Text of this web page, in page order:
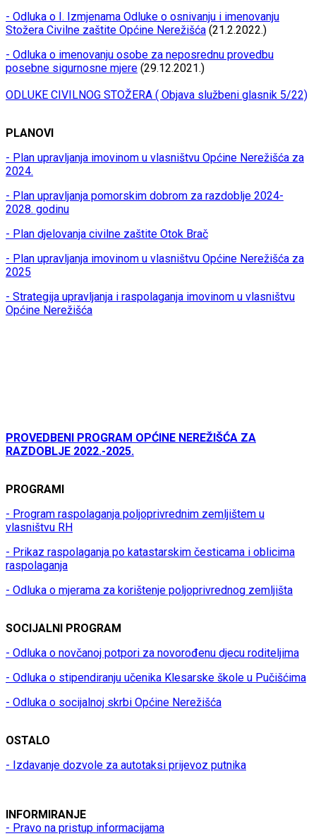
- Odluka o I. Izmjenama Odluke o osnivanju i imenovanju
Stožera Civilne zaštite Općine Nerežišća (21.2.2022.)
- Odluka o imenovanju osobe za neposrednu provedbu
posebne sigurnosne mjere (29.12.2021.)
ODLUKE CIVILNOG STOŽERA ( Objava službeni glasnik 5/22)
PLANOVI
- Plan upravljanja imovinom u vlasništvu Općine Nerežišća za
2024.
- Plan upravljanja pomorskim dobrom za razdoblje 2024-
2028. godinu
- Plan djelovanja civilne zaštite Otok Brač
- Plan upravljanja imovinom u vlasništvu Općine Nerežišća za
2025
- Strategija upravljanja i raspolaganja imovinom u vlasništvu
Općine Nerežišća
PROVEDBENI PROGRAM OPĆINE NEREŽIŠĆA ZA
RAZDOBLJE 2022.-2025.
PROGRAMI
- Program raspolaganja poljoprivrednim zemljištem u
vlasništvu RH
- Prikaz raspolaganja po katastarskim česticama i oblicima
raspolaganja
- Odluka o mjerama za korištenje poljoprivrednog zemljišta
SOCIJALNI PROGRAM
- Odluka o novčanoj potpori za novorođenu djecu roditeljima
- Odluka o stipendiranju učenika Klesarske škole u Pučišćima
- Odluka o socijalnoj skrbi Općine Nerežišća
OSTALO
- Izdavanje dozvole za autotaksi prijevoz putnika
INFORMIRANJE
- Pravo na pristup informacijama